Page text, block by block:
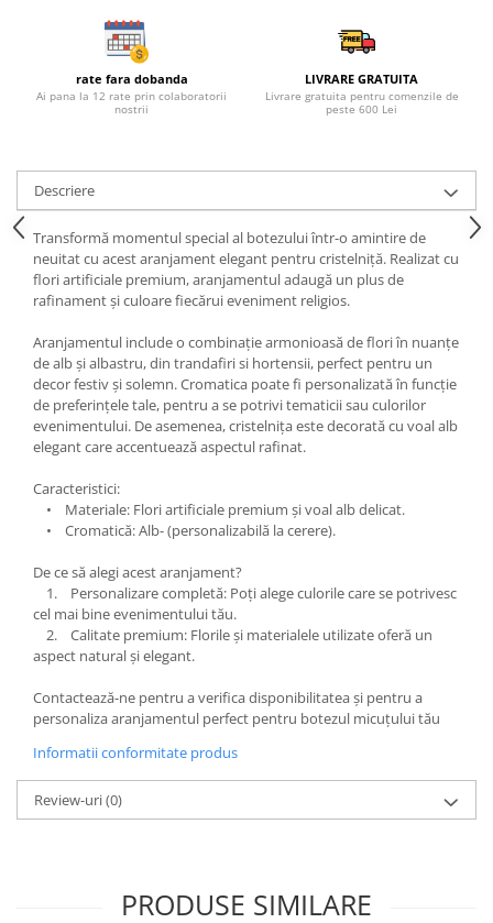
rate fara dobanda
Ai pana la 12 rate prin colaboratorii
nostrii
LIVRARE GRATUITA
Livrare gratuita pentru comenzile de
peste 600 Lei
Descriere
Transformă momentul special al botezului într-o amintire de
neuitat cu acest aranjament elegant pentru cristelniță. Realizat cu
flori artificiale premium, aranjamentul adaugă un plus de
rafinament și culoare fiecărui eveniment religios.
Aranjamentul include o combinație armonioasă de flori în nuanțe
de alb și albastru, din trandafiri si hortensii, perfect pentru un
decor festiv și solemn. Cromatica poate fi personalizată în funcție
de preferințele tale, pentru a se potrivi tematicii sau culorilor
evenimentului. De asemenea, cristelnița este decorată cu voal alb
elegant care accentuează aspectul rafinat.
Caracteristici:
• Materiale: Flori artificiale premium și voal alb delicat.
• Cromatică: Alb- (personalizabilă la cerere).
De ce să alegi acest aranjament?
1. Personalizare completă: Poți alege culorile care se potrivesc
cel mai bine evenimentului tău.
2. Calitate premium: Florile și materialele utilizate oferă un
aspect natural și elegant.
Contactează-ne pentru a verifica disponibilitatea și pentru a
personaliza aranjamentul perfect pentru botezul micuțului tău
Informatii conformitate produs
Review-uri(0)
PRODUSE SIMILARE